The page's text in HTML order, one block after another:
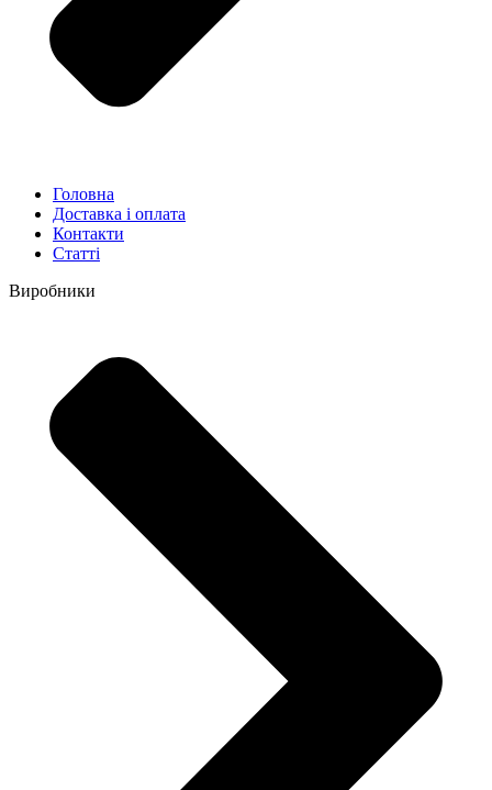
Головна
Доставка і оплата
Контакти
Статті
Виробники